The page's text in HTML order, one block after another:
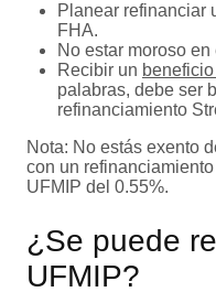
Planear refinanciar
FHA.
No estar moroso
Recibir un
palabras, debe ser
refinanciamiento
Nota: No estás exento
con un
UFMIP del 0.55%.
¿Se puede
UFMIP?